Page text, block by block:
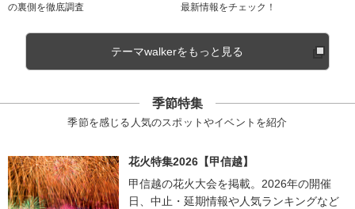
の裏側を徹底調査
最新情報をチェック！
テーマwalkerをもっと見る
季節特集
季節を感じる人気のスポットやイベントを紹介
花火特集2026【甲信越】
甲信越の花火大会を掲載。2026年の開催
日、中止・延期情報や人気ランキングなど